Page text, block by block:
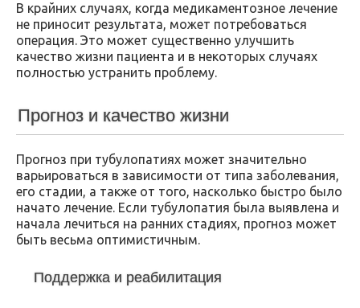
В крайних случаях, когда медикаментозное лечение
не приносит результата, может потребоваться
операция. Это может существенно улучшить
качество жизни пациента и в некоторых случаях
полностью устранить проблему.
Прогноз и качество жизни
Прогноз при тубулопатиях может значительно
варьироваться в зависимости от типа заболевания,
его стадии, а также от того, насколько быстро было
начато лечение. Если тубулопатия была выявлена и
начала лечиться на ранних стадиях, прогноз может
быть весьма оптимистичным.
Поддержка и реабилитация